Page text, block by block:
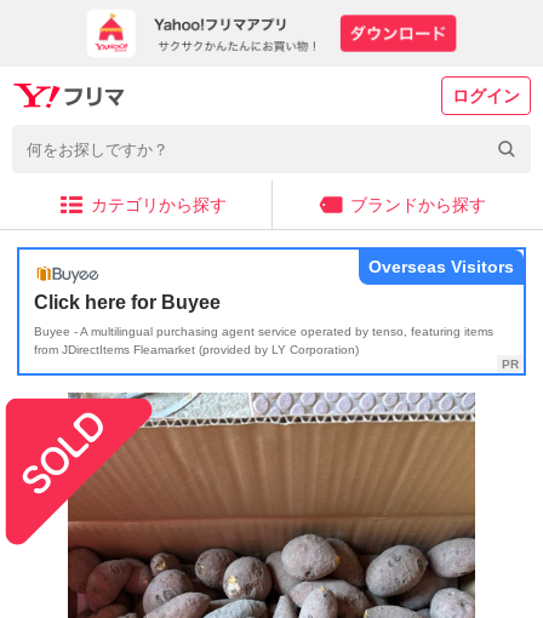
ログイン
カテゴリから探す ブランドから探す
Click here for Buyee
Buyee - A multilingual purchasing agent service operated by tenso, featuring items
from JDirectItems Fleamarket (provided by LY Corporation)
Overseas Visitors